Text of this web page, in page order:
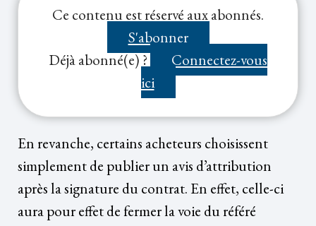
intérêt à privilégier l’un ou l’autre ou publier les
Ce contenu est réservé aux abonnés.
S'abonner
Déjà abonné(e) ?
Connectez-vous
ici
En revanche, certains acheteurs choisissent
simplement de publier un avis d’attribution
après la signature du contrat. En effet, celle-ci
aura pour effet de fermer la voie du référé